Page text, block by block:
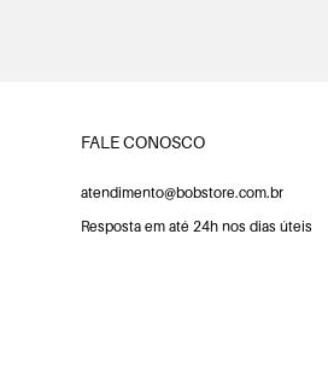
FALE CONOSCO
atendimento@bobstore.com.br
Resposta em até 24h nos dias úteis